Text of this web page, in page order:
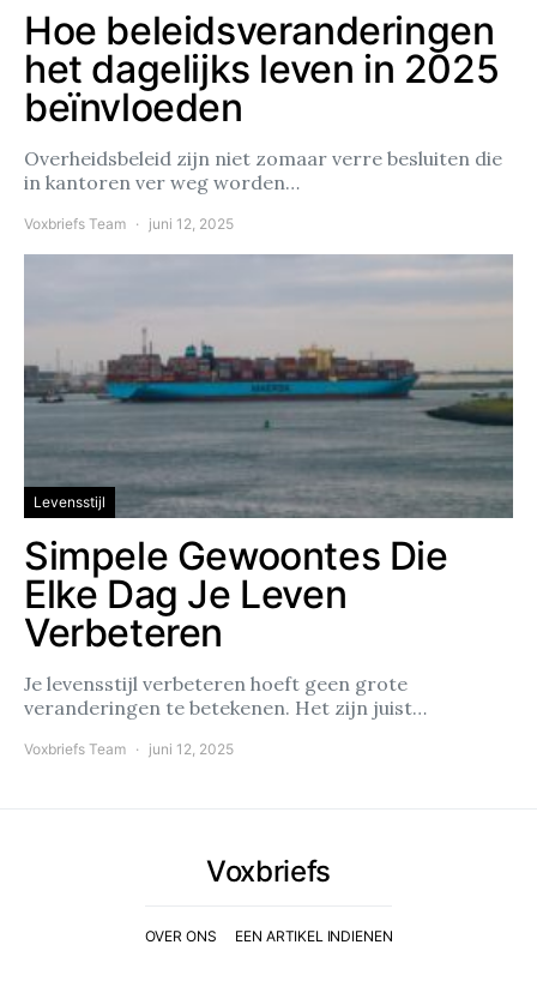
Hoe beleidsveranderingen
het dagelijks leven in 2025
beïnvloeden
Overheidsbeleid zijn niet zomaar verre besluiten die
in kantoren ver weg worden…
Voxbriefs Team juni 12, 2025
Levensstijl
Simpele Gewoontes Die
Elke Dag Je Leven
Verbeteren
Je levensstijl verbeteren hoeft geen grote
veranderingen te betekenen. Het zijn juist…
Voxbriefs Team juni 12, 2025
Voxbriefs
OVER ONS EEN ARTIKEL INDIENEN